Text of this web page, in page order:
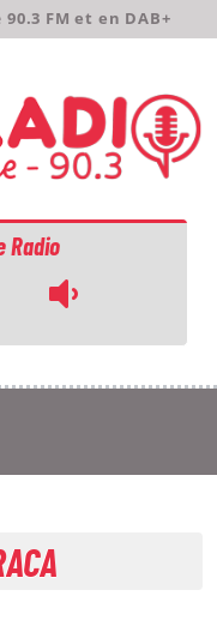
90.3 FM et en DAB+
Radio